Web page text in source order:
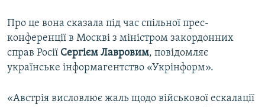
Про це вона сказала під час спільної прес-
конференції в Москві з міністром закордонних
справ Росії Сергієм Лавровим, повідомляє
українське інформагентство «Укрінформ».
«Австрія висловлює жаль щодо військової ескалації